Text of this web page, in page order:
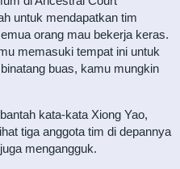
untuk mendapatkan tim
orang mau bekerja keras.
memasuki tempat ini untuk
buas, kamu mungkin
kata-kata Xiong Yao,
tiga anggota tim di depannya
mengangguk.